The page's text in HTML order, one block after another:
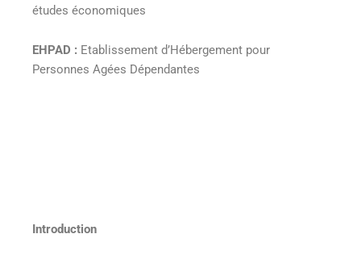
études économiques
EHPAD : Etablissement d’Hébergement pour
Personnes Agées Dépendantes
Introduction